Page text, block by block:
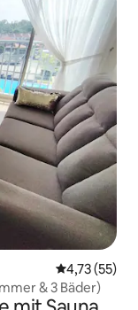
4,73 (55)
& 3 Bäder)